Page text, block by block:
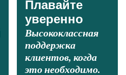
Плавайте
уверенно
Высококлассная
поддержка
клиентов, когда
это необходимо.